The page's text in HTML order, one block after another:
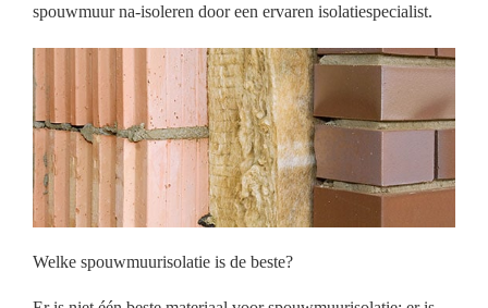
spouwmuur na-isoleren door een ervaren isolatiespecialist.
Welke spouwmuurisolatie is de beste?